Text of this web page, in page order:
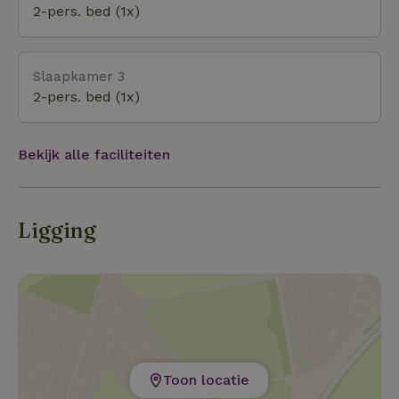
2-pers. bed (1x)
Slaapkamer 3
2-pers. bed (1x)
Bekijk alle faciliteiten
Ligging
Toon locatie